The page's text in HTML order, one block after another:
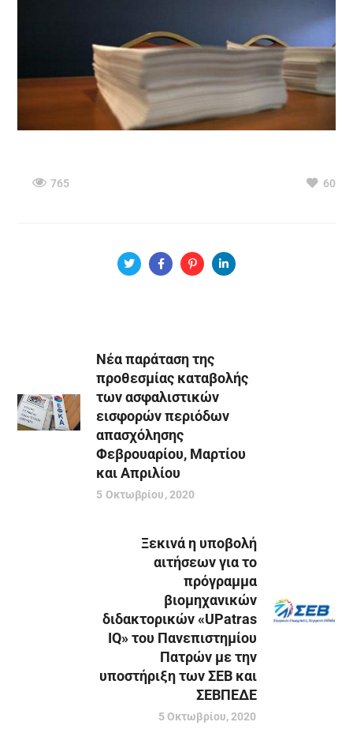
765 60
Νέα παράταση της
προθεσμίας καταβολής
των ασφαλιστικών
εισφορών περιόδων
απασχόλησης
Φεβρουαρίου, Μαρτίου
και Απριλίου
5 Οκτωβρίου, 2020
Ξεκινά η υποβολή
αιτήσεων για το
πρόγραμμα
βιομηχανικών
διδακτορικών «UPatras
IQ» του Πανεπιστημίου
Πατρών με την
υποστήριξη των ΣΕΒ και
ΣΕΒΠΕΔΕ
5 Οκτωβρίου, 2020